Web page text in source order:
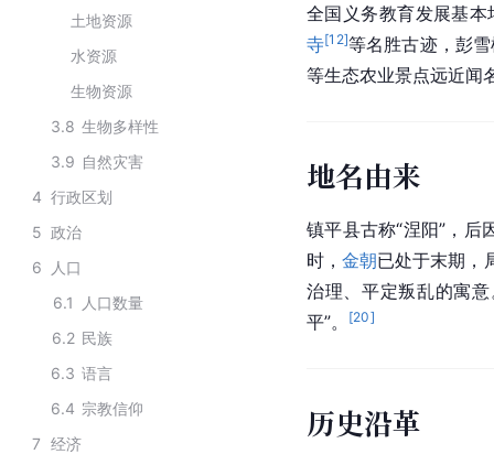
土地资源
水资源
生物资源
3.8 生物多样性
3.9 自然灾害
4 行政区划
5 政治
6
人口
6.1
人口数量
6.2 民族
6.3 语言
6.4 宗教信仰
7 经济
全国义务教育发展基本
寺[12]等名胜古迹，彭
等生态农业景点远近闻
地名由来
镇平县古称“涅阳”，后
时，金朝已处于末期，
治理、平定叛乱的寓
平”。
[20]
历史沿革